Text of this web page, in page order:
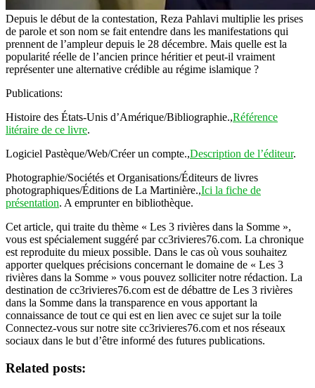
Depuis le début de la contestation, Reza Pahlavi multiplie les prises
de parole et son nom se fait entendre dans les manifestations qui
prennent de l’ampleur depuis le 28 décembre. Mais quelle est la
popularité réelle de l’ancien prince héritier et peut-il vraiment
représenter une alternative crédible au régime islamique ?
Publications:
Histoire des États-Unis d’Amérique/Bibliographie.,Référence
litéraire de ce livre.
Logiciel Pastèque/Web/Créer un compte.,Description de l’éditeur.
Photographie/Sociétés et Organisations/Éditeurs de livres
photographiques/Éditions de La Martinière.,Ici la fiche de
présentation. A emprunter en bibliothèque.
Cet article, qui traite du thème « Les 3 rivières dans la Somme »,
vous est spécialement suggéré par cc3rivieres76.com. La chronique
est reproduite du mieux possible. Dans le cas où vous souhaitez
apporter quelques précisions concernant le domaine de « Les 3
rivières dans la Somme » vous pouvez solliciter notre rédaction. La
destination de cc3rivieres76.com est de débattre de Les 3 rivières
dans la Somme dans la transparence en vous apportant la
connaissance de tout ce qui est en lien avec ce sujet sur la toile
Connectez-vous sur notre site cc3rivieres76.com et nos réseaux
sociaux dans le but d’être informé des futures publications.
Related posts: